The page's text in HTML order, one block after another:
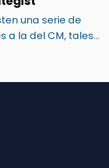
una serie de
a la del CM, tales...